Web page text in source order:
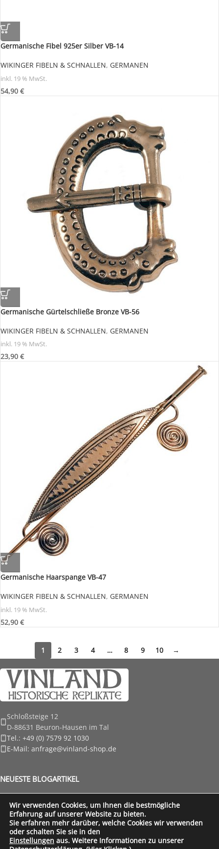
Germanische Fibel 925er Silber VB-14
WIKINGER FIBELN & SCHNALLEN, GERMANEN
inkl. 19 % MwSt.
54,90 €
Germanische Gürtelschließe Bronze VB-56
WIKINGER FIBELN & SCHNALLEN, GERMANEN
inkl. 19 % MwSt.
23,90 €
Germanische Haarspange VB-47
WIKINGER FIBELN & SCHNALLEN, GERMANEN
inkl. 19 % MwSt.
52,90 €
1 2 3 4 … 8 9 10 →
Schloßsteige 12
D-88631 Beuron-Hausen im Tal
Tel.: +49 (0) 7579 92 1030
E-Mail: anfrage@vinland-shop.de
NEUESTE BLOGARTIKEL
FÜR UNSERE KUNDEN
Vinland Shop Created byWordpressagentur
Wir verwenden Cookies, um Ihnen die bestmögliche
Erfahrung auf unserer Website zu bieten.
Sie erfahren mehr darüber, welche Cookies wir verwenden
oder schalten Sie sie in den
Einstellungen aus. Weitere Informationen zu unserer